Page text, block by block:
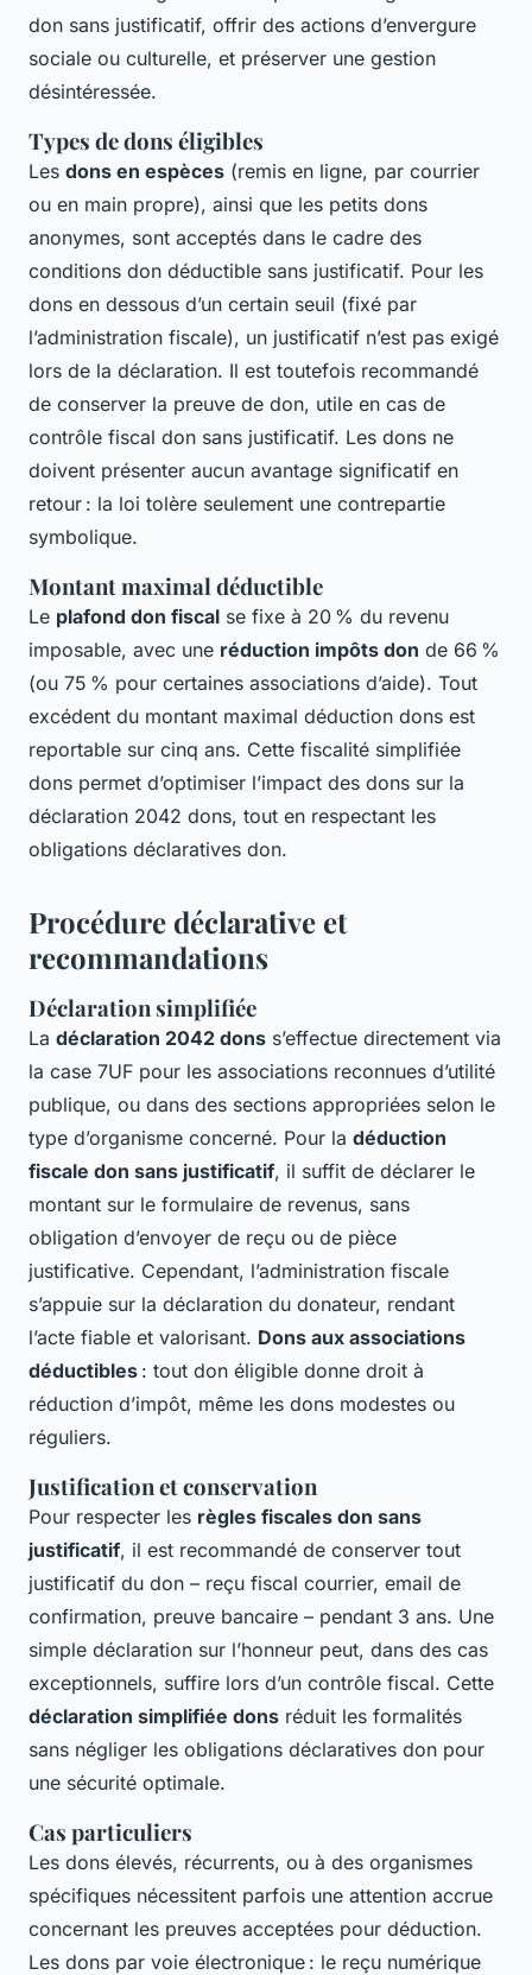
don sans justificatif, offrir des actions d’envergure
sociale ou culturelle, et préserver une gestion
désintéressée.
Types de dons éligibles
Les dons en espèces (remis en ligne, par courrier
ou en main propre), ainsi que les petits dons
anonymes, sont acceptés dans le cadre des
conditions don déductible sans justificatif. Pour les
dons en dessous d’un certain seuil (fixé par
l’administration fiscale), un justificatif n’est pas exigé
lors de la déclaration. Il est toutefois recommandé
de conserver la preuve de don, utile en cas de
contrôle fiscal don sans justificatif. Les dons ne
doivent présenter aucun avantage significatif en
retour : la loi tolère seulement une contrepartie
symbolique.
Montant maximal déductible
Le plafond don fiscal se fixe à 20 % du revenu
imposable, avec une réduction impôts don de 66 %
(ou 75 % pour certaines associations d’aide). Tout
excédent du montant maximal déduction dons est
reportable sur cinq ans. Cette fiscalité simplifiée
dons permet d’optimiser l’impact des dons sur la
déclaration 2042 dons, tout en respectant les
obligations déclaratives don.
Procédure déclarative et
recommandations
Déclaration simplifiée
La déclaration 2042 dons s’effectue directement via
la case 7UF pour les associations reconnues d’utilité
publique, ou dans des sections appropriées selon le
type d’organisme concerné. Pour la déduction
fiscale don sans justificatif, il suffit de déclarer le
montant sur le formulaire de revenus, sans
obligation d’envoyer de reçu ou de pièce
justificative. Cependant, l’administration fiscale
s’appuie sur la déclaration du donateur, rendant
l’acte fiable et valorisant. Dons aux associations
déductibles : tout don éligible donne droit à
réduction d’impôt, même les dons modestes ou
réguliers.
Justification et conservation
Pour respecter les règles fiscales don sans
justificatif, il est recommandé de conserver tout
justificatif du don – reçu fiscal courrier, email de
confirmation, preuve bancaire – pendant 3 ans. Une
simple déclaration sur l’honneur peut, dans des cas
exceptionnels, suffire lors d’un contrôle fiscal. Cette
déclaration simplifiée dons réduit les formalités
sans négliger les obligations déclaratives don pour
une sécurité optimale.
Cas particuliers
Les dons élevés, récurrents, ou à des organismes
spécifiques nécessitent parfois une attention accrue
concernant les preuves acceptées pour déduction.
Les dons par voie électronique : le reçu numérique